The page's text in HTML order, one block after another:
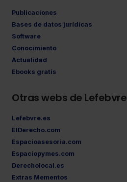
Publicaciones
Bases de datos jurídicas
Software
Conocimiento
Actualidad
Ebooks gratis
Otras webs de Lefebvre
Lefebvre.es
ElDerecho.com
Espacioasesoria.com
Espaciopymes.com
Derecholocal.es
Extras Mementos